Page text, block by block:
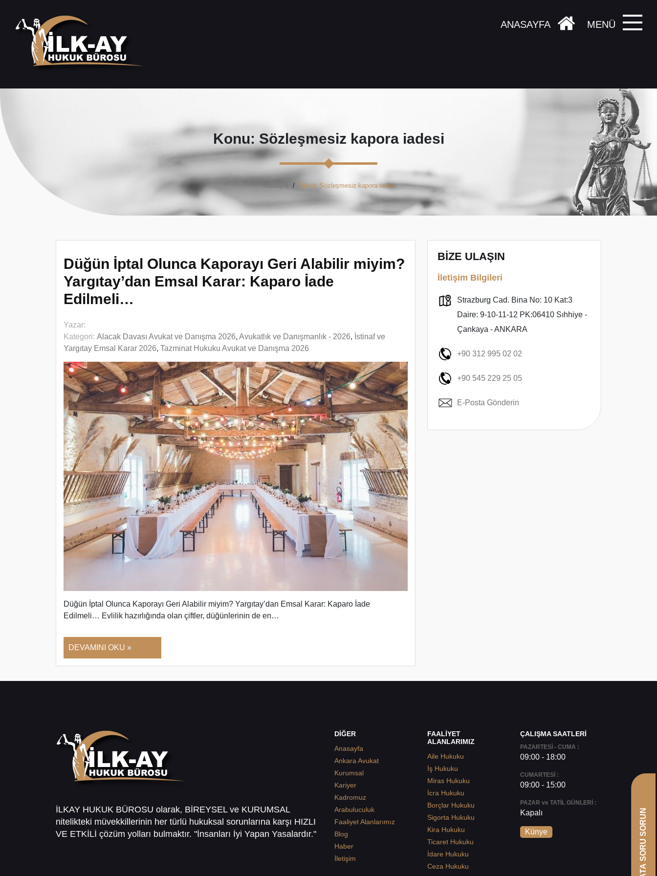
MENÜ
ANASAYFA
Konu: Sözleşmesiz kapora iadesi
Anasayfa Etiket: Sözleşmesiz kapora iadesi
Düğün İptal Olunca Kaporayı Geri Alabilir miyim?
Yargıtay’dan Emsal Karar: Kaparo İade
Edilmeli…
Yazar:
Kategori: Alacak Davası Avukat ve Danışma 2026, Avukatlık ve Danışmanlık - 2026, İstinaf ve
Yargıtay Emsal Karar 2026, Tazminat Hukuku Avukat ve Danışma 2026
Düğün İptal Olunca Kaporayı Geri Alabilir miyim? Yargıtay’dan Emsal Karar: Kaparo İade
Edilmeli… Evlilik hazırlığında olan çiftler, düğünlerinin de en…
DEVAMINI OKU »
BİZE ULAŞIN
İletişim Bilgileri
Strazburg Cad. Bina No: 10 Kat:3
Daire: 9-10-11-12 PK:06410 Sıhhiye -
Çankaya - ANKARA
+90 312 995 02 02
+90 545 229 25 05
E-Posta Gönderin
İLKAY HUKUK BÜROSU olarak, BİREYSEL ve KURUMSAL
nitelikteki müvekkillerinin her türlü hukuksal sorunlarına karşı HIZLI
VE ETKİLİ çözüm yolları bulmaktır. "İnsanları İyi Yapan Yasalardır."
DİĞER
Anasayfa
Ankara Avukat
Kurumsal
Kariyer
Kadromuz
Arabuluculuk
Faaliyet Alanlarımız
Blog
Haber
İletişim
FAALİYET
ALANLARIMIZ
Aile Hukuku
İş Hukuku
Miras Hukuku
İcra Hukuku
Borçlar Hukuku
Sigorta Hukuku
Kira Hukuku
Ticaret Hukuku
İdare Hukuku
Ceza Hukuku
ÇALIŞMA SAATLERİ
PAZARTESİ - CUMA :
09:00 - 18:00
CUMARTESİ :
09:00 - 15:00
PAZAR ve TATİL GÜNLERİ :
Kapalı
Künye AVUKATA SORU SORUN